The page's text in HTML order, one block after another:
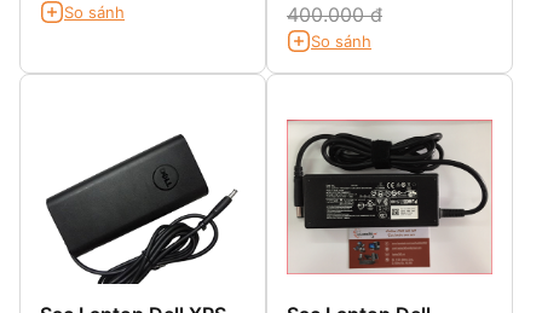
So sánh
400.000 đ
So sánh